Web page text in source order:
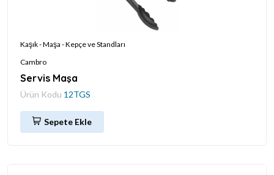
Kaşık - Maşa - Kepçe ve Standları
Cambro
Servis Maşa
Ürün Kodu 12TGS
Sepete Ekle